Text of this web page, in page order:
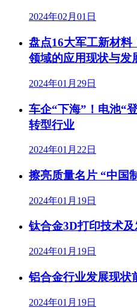
2024年02月01日
盘点16大军工新材
领域的应用现状与发
2024年01月29日
车企“下海”！电池“
转型行业
2024年01月22日
擦亮质量名片 “中国
2024年01月19日
钛合金3D打印技术
2024年01月19日
铝合金行业发展现状
2024年01月19日